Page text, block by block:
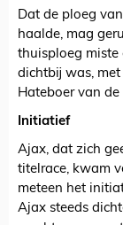
Dat de ploeg
haalde, mag
thuisploeg miste
dichtbij was,
Hateboer van
Initiatief
Ajax, dat zich
titelrace, kwam
meteen het
Ajax steeds